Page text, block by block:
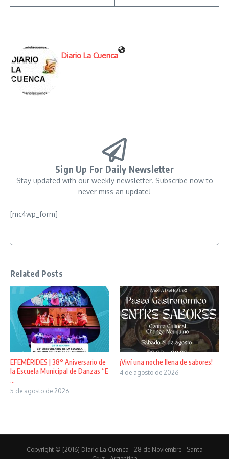
Diario La Cuenca
Sign Up For Daily Newsletter
Stay updated with our weekly newsletter. Subscribe now to
never miss an update!
[mc4wp_form]
Related Posts
EFEMÉRIDES | 38° Aniversario de
la Escuela Municipal de Danzas “E
...
5 de agosto de 2026
¡Viví una noche llena de sabores!
4 de agosto de 2026
Copyright © [2016] Diario La Cuenca - 28 de Noviembre - Santa